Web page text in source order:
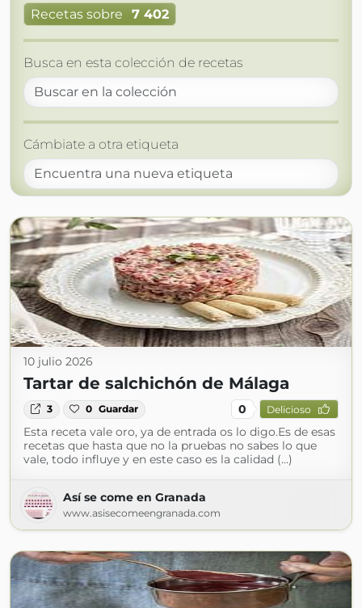
Recetas sobre 7 402
Busca en esta colección de recetas
Cámbiate a otra etiqueta
10 julio 2026
Tartar de salchichón de Málaga
3 0 Guardar 0 Delicioso
Esta receta vale oro, ya de entrada os lo digo.Es de esas
recetas que hasta que no la pruebas no sabes lo que
vale, todo influye y en este caso es la calidad (...)
Así se come en Granada
www.asisecomeengranada.com